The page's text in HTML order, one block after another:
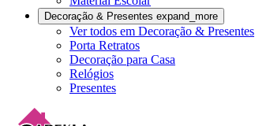
Decoração & Presentes expand_more
Ver todos em Decoração & Presentes
Porta Retratos
Decoração para Casa
Relógios
Presentes